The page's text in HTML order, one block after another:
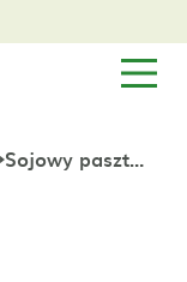
Sojowy pasztet z pistacjami